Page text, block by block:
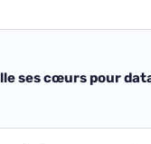
ses cœurs pour